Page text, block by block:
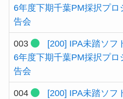
6年度下期千葉PM採択プロ
告会
003 [200] IPA未踏ソフ
6年度下期千葉PM採択プロ
告会
004 [200] IPA未踏ソフ